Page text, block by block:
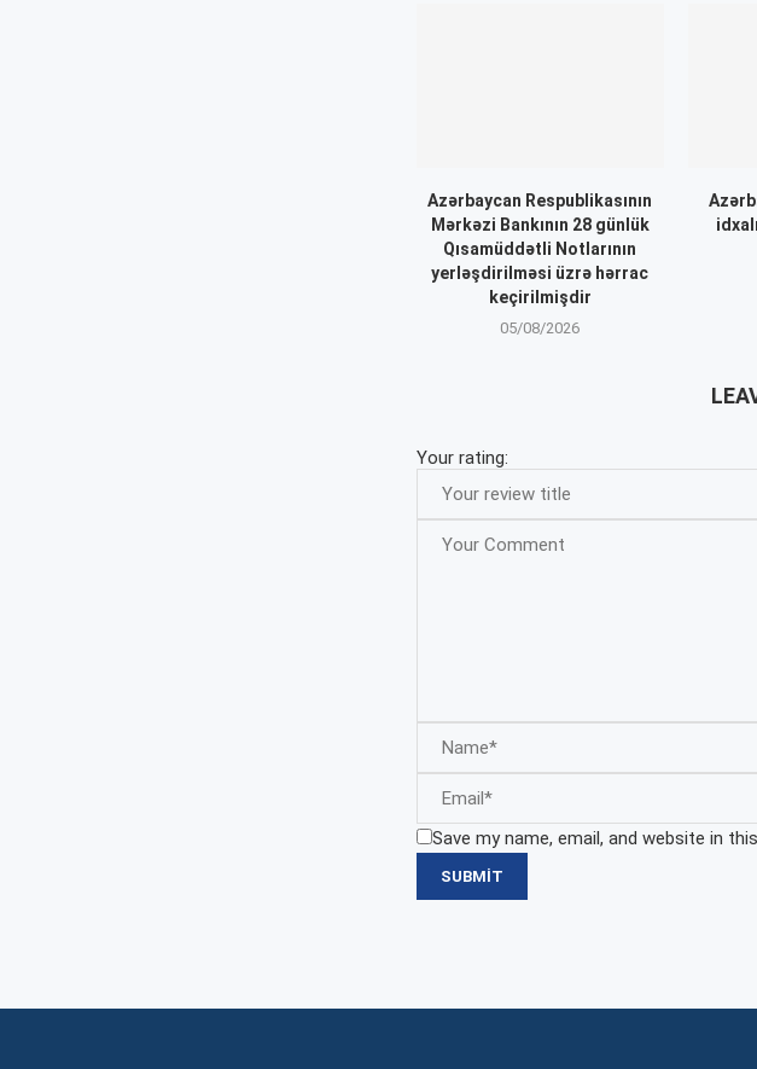
Azərbaycan Respublikasının
Mərkəzi Bankının 28 günlük
Qısamüddətli Notlarının
yerləşdirilməsi üzrə hərrac
keçirilmişdir
05/08/2026
Your rating:
Save my name, email, and website in